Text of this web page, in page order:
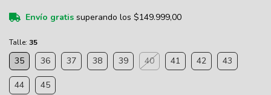
Envío gratis superando los $149.999,00
Talle: 35
35 36 37 38 39 40 41 42 43
44 45